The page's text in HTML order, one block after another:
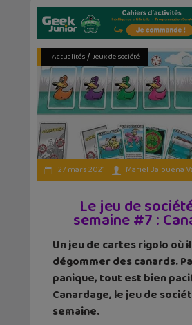
Actualités/ Jeux de société
27 mars 2021 Mariel Balbuena
Le jeu de
semaine #7 :
Un jeu de cartes rigolo où
dégommer des canards.
panique, tout est bien
Canardage, le jeu de
semaine.